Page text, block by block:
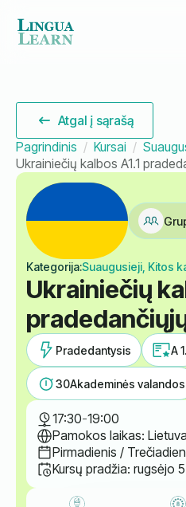
Atgal į sąrašą
Pagrindinis
Kursai
Ukrainiečių kalbos A1.1
Kategorija:Suaugusieji, Kitos
Ukrainiečių
Pradedantysis A
30Akademinės valandos
17:30-19:00
Pamokos laikas:
Pirmadienis /
Kursų pradžia: rugsėjo